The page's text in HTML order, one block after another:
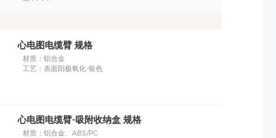
心电图电缆臂 规格
材质：铝合金
工艺：表面阳极氧化-银色
心电图电缆臂-吸附收纳盒 规格
材质：铝合金、ABS/PC